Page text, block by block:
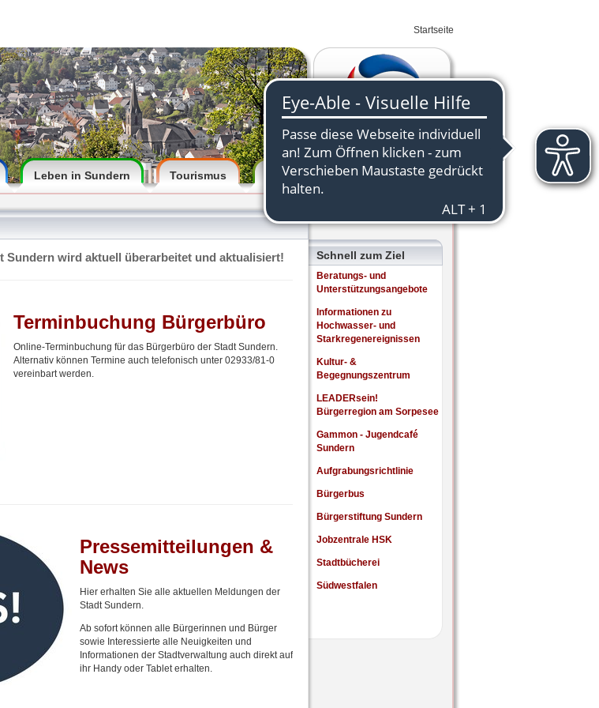
Startseite
Leben in Sundern Tourismus Wirtschaft
Sundern wird aktuell überarbeitet und aktualisiert!
Terminbuchung Bürgerbüro
Online-Terminbuchung für das Bürgerbüro der Stadt Sundern.
Alternativ können Termine auch telefonisch unter 02933/81-0
vereinbart werden.
Pressemitteilungen &
News
Hier erhalten Sie alle aktuellen Meldungen der
Stadt Sundern.
Ab sofort können alle Bürgerinnen und Bürger
sowie Interessierte alle Neuigkeiten und
Informationen der Stadtverwaltung auch direkt auf
ihr Handy oder Tablet erhalten.
Schnell zum Ziel
Beratungs- und
Unterstützungsangebote
Informationen zu
Hochwasser- und
Starkregenereignissen
Kultur- &
Begegnungszentrum
LEADERsein!
Bürgerregion am Sorpesee
Gammon - Jugendcafé
Sundern
Aufgrabungsrichtlinie
Bürgerbus
Bürgerstiftung Sundern
Jobzentrale HSK
Stadtbücherei
Südwestfalen